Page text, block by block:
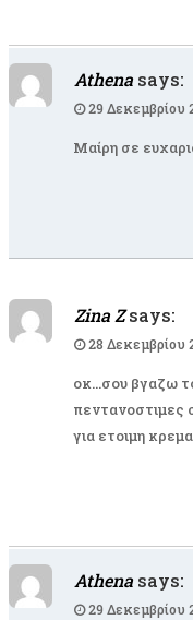
Athena says:
29 Δεκεμβρίου
Μαίρη σε
Zina Z says:
28 Δεκεμβρίου
οκ…σου βγαζω
πεντανοστιμες
για ετοιμη
Athena says:
29 Δεκεμβρίου